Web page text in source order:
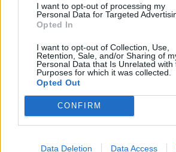
I want to opt-out of processing my
Personal Data for Targeted
Opted In
I want to opt-out of Collection, Use,
Retention, Sale, and/or Sharing of
Personal Data that Is Unrelated with
Purposes for which it was collected.
Opted Out
CONFIRM
Data Deletion Data Access
Könyörtelen vérszívók
Magyarországon: fényes
állnak - indul az irtás
A következő napokban nyolc megye